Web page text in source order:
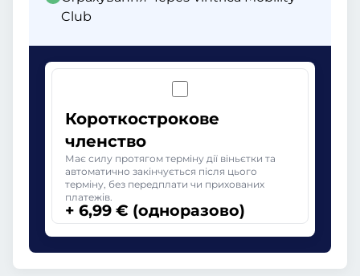
Club
Короткострокове
членство
Має силу протягом терміну дії віньєтки та
автоматично закінчується після цього
терміну, без передплати чи прихованих
платежів.
+ 6,99 € (одноразово)